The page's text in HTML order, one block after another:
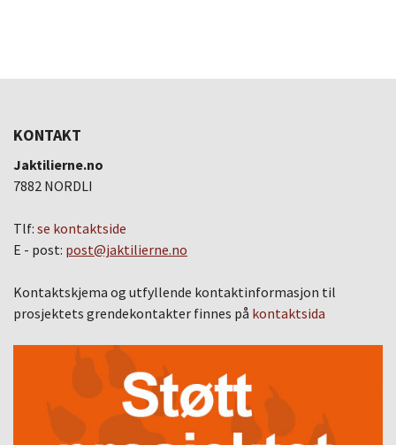
KONTAKT
Jaktilierne.no
7882 NORDLI
Tlf: se kontaktside
E - post: post@jaktilierne.no
Kontaktskjema og utfyllende kontaktinformasjon til
prosjektets grendekontakter finnes på kontaktsida